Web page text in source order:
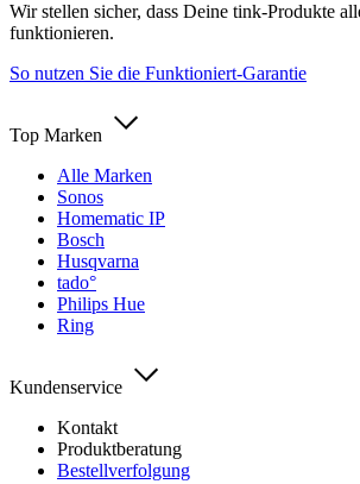
Wir stellen sicher, dass Deine tink-Produkte
funktionieren.
So nutzen Sie die Funktioniert-Garantie
Top Marken
Alle Marken
Sonos
Homematic IP
Bosch
Husqvarna
tado°
Philips Hue
Ring
Kundenservice
Kontakt
Produktberatung
Bestellverfolgung